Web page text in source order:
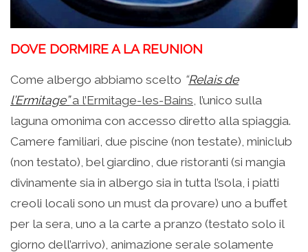
DOVE DORMIRE A LA REUNION
Come albergo abbiamo scelto “Relais de
l’Ermitage”a l’Ermitage-les-Bains, l’unico sulla
laguna omonima con accesso diretto alla spiaggia.
Camere familiari, due piscine (non testate), miniclub
(non testato), bel giardino, due ristoranti (si mangia
divinamente sia in albergo sia in tutta l’sola, i piatti
creoli locali sono un must da provare) uno a buffet
per la sera, uno a la carte a pranzo (testato solo il
giorno dell’arrivo), animazione serale solamente